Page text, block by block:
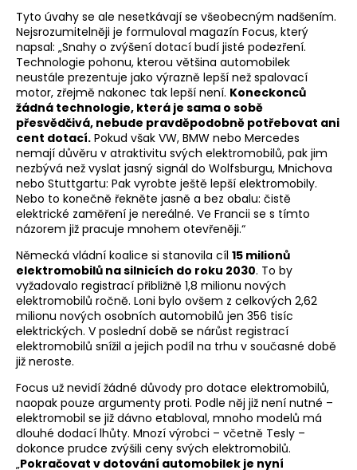
Tyto úvahy se ale nesetkávají se všeobecným nadšením.
Nejsrozumitelněji je formuloval magazín Focus, který
napsal: „Snahy o zvýšení dotací budí jisté podezření.
Technologie pohonu, kterou většina automobilek
neustále prezentuje jako výrazně lepší než spalovací
motor, zřejmě nakonec tak lepší není. Koneckonců
žádná technologie, která je sama o sobě
přesvědčivá, nebude pravděpodobně potřebovat ani
cent dotací. Pokud však VW, BMW nebo Mercedes
nemají důvěru v atraktivitu svých elektromobilů, pak jim
nezbývá než vyslat jasný signál do Wolfsburgu, Mnichova
nebo Stuttgartu: Pak vyrobte ještě lepší elektromobily.
Nebo to konečně řekněte jasně a bez obalu: čistě
elektrické zaměření je nereálné. Ve Francii se s tímto
názorem již pracuje mnohem otevřeněji.“
Německá vládní koalice si stanovila cíl 15 milionů
elektromobilů na silnicích do roku 2030. To by
vyžadovalo registrací přibližně 1,8 milionu nových
elektromobilů ročně. Loni bylo ovšem z celkových 2,62
milionu nových osobních automobilů jen 356 tisíc
elektrických. V poslední době se nárůst registrací
elektromobilů snížil a jejich podíl na trhu v současné době
již neroste.
Focus už nevidí žádné důvody pro dotace elektromobilů,
naopak pouze argumenty proti. Podle něj již není nutné –
elektromobil se již dávno etabloval, mnoho modelů má
dlouhé dodací lhůty. Mnozí výrobci – včetně Tesly –
dokonce prudce zvýšili ceny svých elektromobilů.
„Pokračovat v dotování automobilek je nyní